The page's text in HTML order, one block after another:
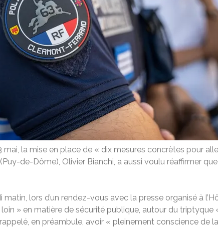
mai, la mise en place de « dix mesures concrètes pour
de-Dôme), Olivier Bianchi, a aussi voulu réaffirmer
matin, lors d’un rendez-vous avec la presse organisé à
» en matière de sécurité publique, autour du triptyque
rappelé, en préambule, avoir « pleinement conscience